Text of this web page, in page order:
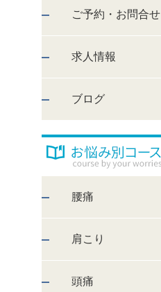
ご予約・お問合せ
求人情報
ブログ
腰痛
肩こり
頭痛